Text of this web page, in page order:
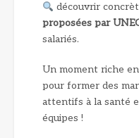
découvrir
proposées par
salariés.
Un moment riche
pour former des
attentifs à la santé
équipes !